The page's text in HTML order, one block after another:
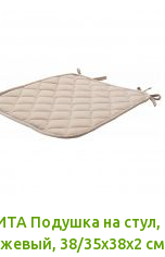
Подушка на стул,
38/35x38x2 см